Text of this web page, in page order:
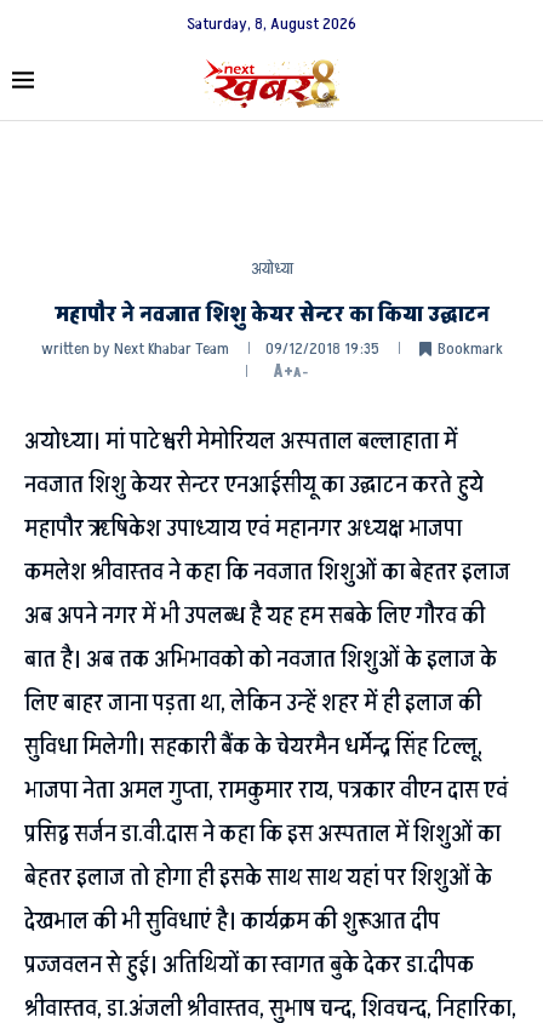
Saturday, 8, August 2026
अयोध्या
महापौर ने नवजात शिशु केयर सेन्टर का किया उद्घाटन
written byNext Khabar Team 09/12/2018 19:35
Bookmark
A+A-
अयोध्या। मां पाटेश्वरी मेमोरियल अस्पताल बल्लाहाता में
नवजात शिशु केयर सेन्टर एनआईसीयू का उद्घाटन करते हुये
महापौर ऋषिकेश उपाध्याय एवं महानगर अध्यक्ष भाजपा
कमलेश श्रीवास्तव ने कहा कि नवजात शिशुओं का बेहतर इलाज
अब अपने नगर में भी उपलब्ध है यह हम सबके लिए गौरव की
बात है। अब तक अभिभावको को नवजात शिशुओं के इलाज के
लिए बाहर जाना पड़ता था, लेकिन उन्हें शहर में ही इलाज की
सुविधा मिलेगी। सहकारी बैंक के चेयरमैन धर्मेन्द्र सिंह टिल्लू,
भाजपा नेता अमल गुप्ता, रामकुमार राय, पत्रकार वीएन दास एवं
प्रसिद्व सर्जन डा.वी.दास ने कहा कि इस अस्पताल में शिशुओं का
बेहतर इलाज तो होगा ही इसके साथ साथ यहां पर शिशुओं के
देखभाल की भी सुविधाएं है। कार्यक्रम की शुरूआत दीप
प्रज्जवलन से हुई। अतिथियों का स्वागत बुके देकर डा.दीपक
श्रीवास्तव, डा.अंजली श्रीवास्तव, सुभाष चन्द, शिवचन्द, निहारिका,